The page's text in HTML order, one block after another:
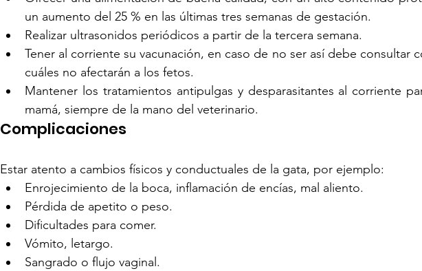
un aumento del 25 % en las últimas tres semanas de gestación.
Realizar ultrasonidos periódicos a partir de la tercera semana.
Tener al corriente su vacunación, en caso de no ser así debe consultar
cuáles no afectarán a los fetos.
Mantener los tratamientos antipulgas y desparasitantes al corriente
mamá, siempre de la mano del veterinario.
Complicaciones
Estar atento a cambios físicos y conductuales de la gata, por ejemplo:
Enrojecimiento de la boca, inflamación de encías, mal aliento.
Pérdida de apetito o peso.
Dificultades para comer.
Vómito, letargo.
Sangrado o flujo vaginal.